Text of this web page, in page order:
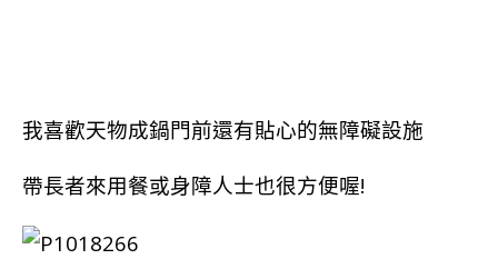
我喜歡天物成鍋門前還有貼心的無障礙設施
帶長者來用餐或身障人士也很方便喔!